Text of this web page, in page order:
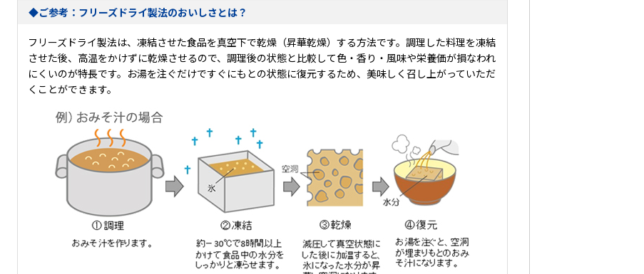
◆ご参考：フリーズドライ製法のおいしさとは？
フリーズドライ製法は、凍結させた食品を真空下で乾燥（昇華乾燥）する方法です。調理した料理を凍結
させた後、高温をかけずに乾燥させるので、調理後の状態と比較して色・香り・風味や栄養価が損なわれ
にくいのが特長です。お湯を注ぐだけですぐにもとの状態に復元するため、美味しく召し上がっていただ
くことができます。